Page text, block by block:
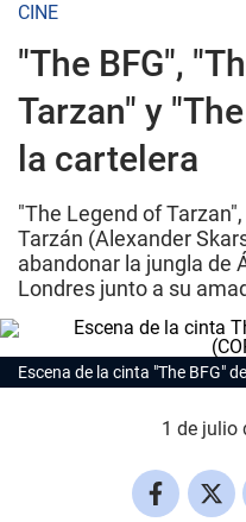
CINE
"The BFG",
Tarzan" y
la cartelera
"The Legend of
Tarzán (Alexander
abandonar la jungla de
Londres junto a su
Escena de la cinta "The BFG"
1 de julio